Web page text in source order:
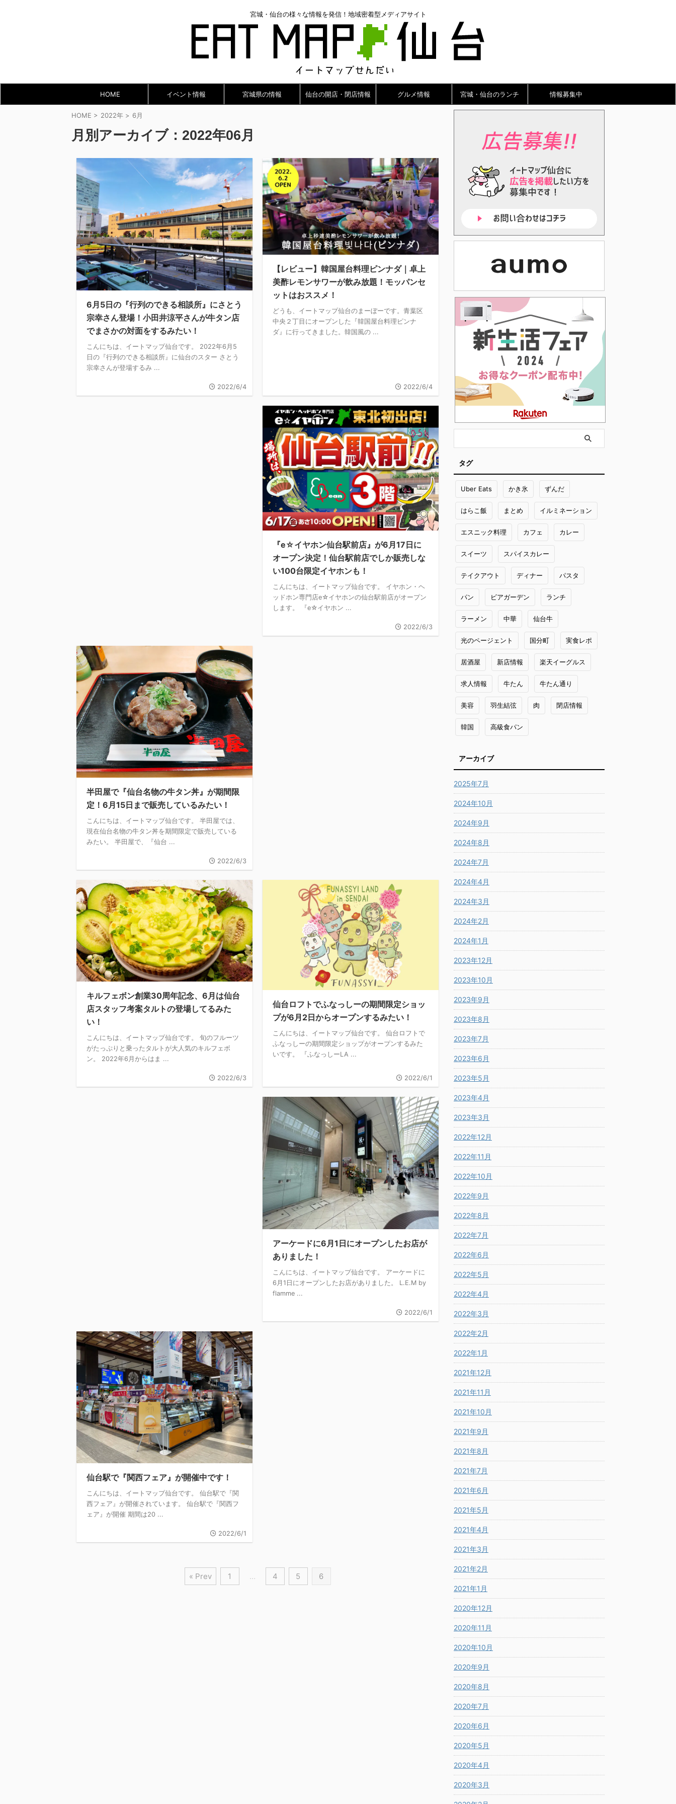
宮城・仙台の様々な情報を発信！地域密着型メディアサイト
HOME イベント情報 宮城県の情報 仙台の開店・閉店情報 グルメ情報 宮城・仙台のランチ 情報募集中
HOME > 2022年 > 6月
月別アーカイブ：2022年06月
6月5日の『行列のできる相談所』にさとう
宗幸さん登場！小田井涼平さんが牛タン店
でまさかの対面をするみたい！
こんにちは、イートマップ仙台です。 2022年6月5
日の『行列のできる相談所』に仙台のスター さとう
宗幸さんが登場するみ ...
2022/6/4
【レビュー】韓国屋台料理ピンナダ｜卓上
美酢レモンサワーが飲み放題！モッパンセ
ットはおススメ！
どうも、イートマップ仙台のまーぼーです。青葉区
中央２丁目にオープンした『韓国屋台料理ピンナ
ダ』に行ってきました。韓国風の ...
2022/6/4
『e☆イヤホン仙台駅前店』が6月17日に
オープン決定！仙台駅前店でしか販売しな
い100台限定イヤホンも！
こんにちは、イートマップ仙台です。 イヤホン・ヘ
ッドホン専門店e☆イヤホンの仙台駅前店がオープン
します。 『e☆イヤホン ...
2022/6/3
半田屋で『仙台名物の牛タン丼』が期間限
定！6月15日まで販売しているみたい！
こんにちは、イートマップ仙台です。 半田屋では、
現在仙台名物の牛タン丼を期間限定で販売している
みたい。 半田屋で、『仙台 ...
2022/6/3
キルフェボン創業30周年記念、6月は仙台
店スタッフ考案タルトの登場してるみた
い！
こんにちは、イートマップ仙台です。 旬のフルーツ
がたっぷりと乗ったタルトが大人気のキルフェボ
ン。 2022年6月からはま ...
2022/6/3
仙台ロフトでふなっしーの期間限定ショッ
プが6月2日からオープンするみたい！
こんにちは、イートマップ仙台です。 仙台ロフトで
ふなっしーの期間限定ショップがオープンするみた
いです。 『ふなっしーLA ...
2022/6/1
アーケードに6月1日にオープンしたお店が
ありました！
こんにちは、イートマップ仙台です。 アーケードに
6月1日にオープンしたお店がありました。 L.E.M by
flamme ...
2022/6/1
仙台駅で『関西フェア』が開催中です！
こんにちは、イートマップ仙台です。 仙台駅で『関
西フェア』が開催されています。 仙台駅で『関西フ
ェア』が開催 期間は20 ...
2022/6/1
« Prev 1 … 4 5 6
タグ
Uber Eats かき氷 ずんだ
はらこ飯 まとめ イルミネーション
エスニック料理 カフェ カレー
スイーツ スパイスカレー
テイクアウト ディナー パスタ
パン ビアガーデン ランチ
ラーメン 中華 仙台牛
光のページェント 国分町 実食レポ
居酒屋 新店情報 楽天イーグルス
求人情報 牛たん 牛たん通り
美容 羽生結弦 肉 閉店情報
韓国 高級食パン
アーカイブ
2025年7月
2024年10月
2024年9月
2024年8月
2024年7月
2024年4月
2024年3月
2024年2月
2024年1月
2023年12月
2023年10月
2023年9月
2023年8月
2023年7月
2023年6月
2023年5月
2023年4月
2023年3月
2022年12月
2022年11月
2022年10月
2022年9月
2022年8月
2022年7月
2022年6月
2022年5月
2022年4月
2022年3月
2022年2月
2022年1月
2021年12月
2021年11月
2021年10月
2021年9月
2021年8月
2021年7月
2021年6月
2021年5月
2021年4月
2021年3月
2021年2月
2021年1月
2020年12月
2020年11月
2020年10月
2020年9月
2020年8月
2020年7月
2020年6月
2020年5月
2020年4月
2020年3月